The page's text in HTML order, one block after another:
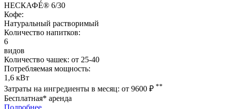
НЕСКАФÉ® 6/30
Кофе:
Натуральный растворимый
Количество напитков:
6
видов
Количество чашек: от 25-40
Потребляемая мощность:
1,6 кВт
Затраты на ингредиенты в месяц: от 9600 ₽ **
Бесплатная* аренда
Подробнее